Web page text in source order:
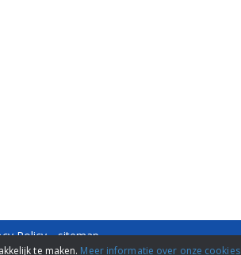
Policy-sitemap
te maken. Meer informatie over onze cookies